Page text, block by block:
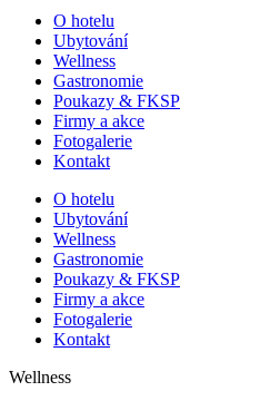
O hotelu
Ubytování
Wellness
Gastronomie
Poukazy & FKSP
Firmy a akce
Fotogalerie
Kontakt
O hotelu
Ubytování
Wellness
Gastronomie
Poukazy & FKSP
Firmy a akce
Fotogalerie
Kontakt
Wellness